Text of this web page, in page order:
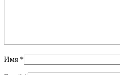
Имя *